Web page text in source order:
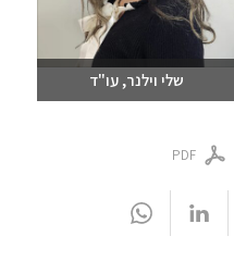
שלי וילנר, עו"ד
03-6093609PDF